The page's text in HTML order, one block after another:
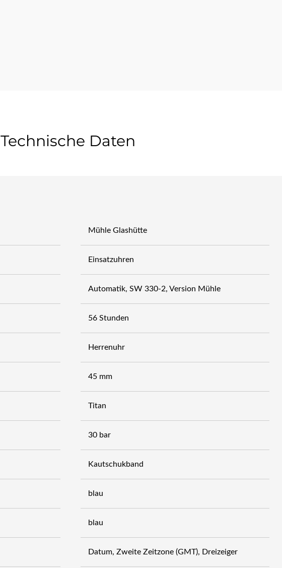
Technische Daten
Mühle Glashütte
Einsatzuhren
Automatik, SW 330-2, Version Mühle
56 Stunden
Herrenuhr
45 mm
Titan
30 bar
Kautschukband
blau
blau
Datum, Zweite Zeitzone (GMT), Dreizeiger